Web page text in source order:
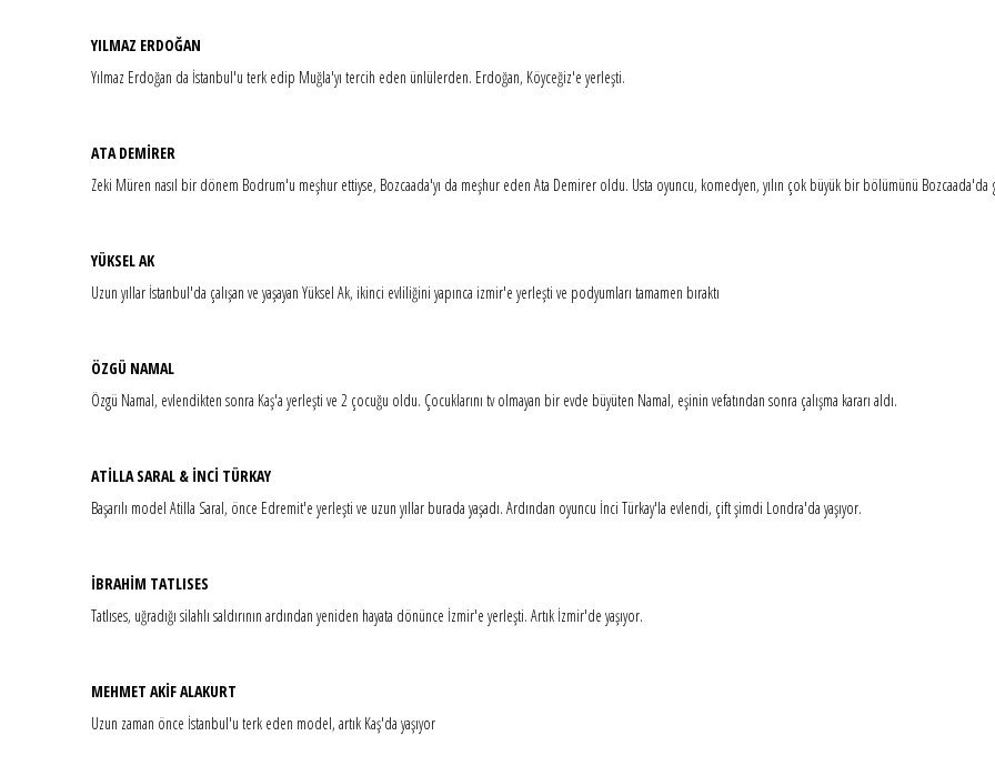
YILMAZ ERDOĞAN
Yılmaz Erdoğan da İstanbul'u terk edip Muğla'yı tercih eden ünlülerden. Erdoğan, Köyceğiz'e yerleşti.
ATA DEMİRER
Zeki Müren nasıl bir dönem Bodrum'u meşhur ettiyse, Bozcaada'yı da meşhur eden Ata Demirer oldu. Usta oyuncu, komedyen, yılın çok büyük bir bölümünü Bozcaada'da
YÜKSEL AK
Uzun yıllar İstanbul'da çalışan ve yaşayan Yüksel Ak, ikinci evliliğini yapınca izmir'e yerleşti ve podyumları tamamen bıraktı
ÖZGÜ NAMAL
Özgü Namal, evlendikten sonra Kaş'a yerleşti ve 2 çocuğu oldu. Çocuklarını tv olmayan bir evde büyüten Namal, eşinin vefatından sonra çalışma kararı aldı.
ATİLLA SARAL & İNCİ TÜRKAY
Başarılı model Atilla Saral, önce Edremit'e yerleşti ve uzun yıllar burada yaşadı. Ardından oyuncu İnci Türkay'la evlendi, çift şimdi Londra'da yaşıyor.
İBRAHİM TATLISES
Tatlıses, uğradığı silahlı saldırının ardından yeniden hayata dönünce İzmir'e yerleşti. Artık İzmir'de yaşıyor.
MEHMET AKİF ALAKURT
Uzun zaman önce İstanbul'u terk eden model, artık Kaş'da yaşıyor